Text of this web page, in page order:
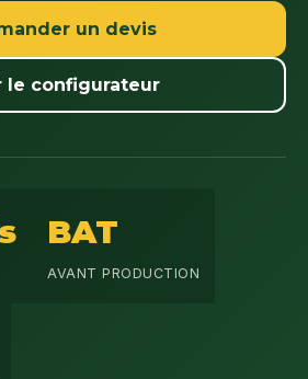
un devis
le configurateur
BAT
AVANT PRODUCTION